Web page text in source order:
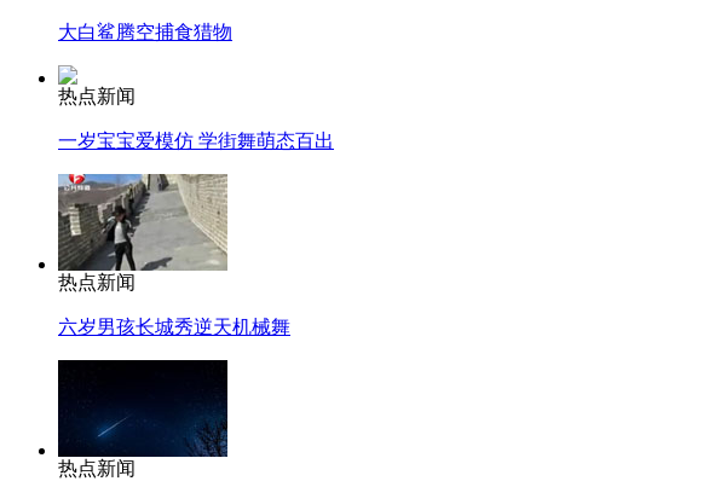
大白鲨腾空捕食猎物
热点新闻
一岁宝宝爱模仿 学街舞萌态百出
热点新闻
六岁男孩长城秀逆天机械舞
热点新闻